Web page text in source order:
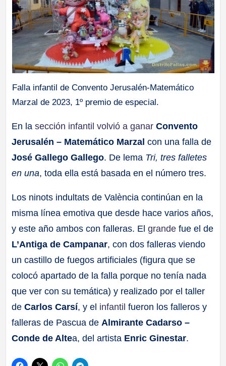
Falla infantil de Convento Jerusalén-Matemático
Marzal de 2023, 1º premio de especial.
En lasección infantil volvió a ganar Convento
Jerusalén – Matemático Marzal con una falla de
José Gallego Gallego. De lema Tri, tres falletes
en una, toda ella está basada en el número tres.
Los ninots indultats de València continúan en la
misma línea emotiva que desde hace varios años,
y este año ambos con falleras. Elgrande fue el de
L’Antiga de Campanar, con dos falleras viendo
un castillo de fuegos artificiales (figura que se
colocó apartado de la falla porque no tenía nada
que ver con su temática) y realizado por el taller
deCarlos Carsí, y el infantil fueron los falleros y
falleras de Pascua de Almirante Cadarso –
Conde de Altea, del artista Enric Ginestar.